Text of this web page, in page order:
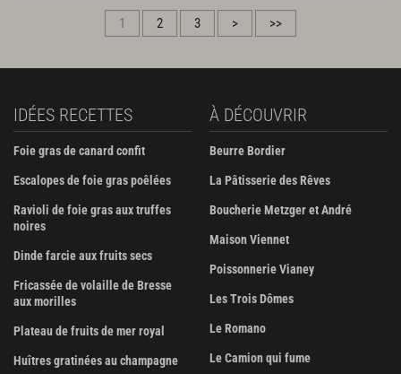
1 2 3 > >>
IDÉES RECETTES
Foie gras de canard confit
Escalopes de foie gras poêlées
Ravioli de foie gras aux truffes
noires
Dinde farcie aux fruits secs
Fricassée de volaille de Bresse
aux morilles
Plateau de fruits de mer royal
Huîtres gratinées au champagne
À DÉCOUVRIR
Beurre Bordier
La Pâtisserie des Rêves
Boucherie Metzger et André
Maison Viennet
Poissonnerie Vianey
Les Trois Dômes
Le Romano
Le Camion qui fume